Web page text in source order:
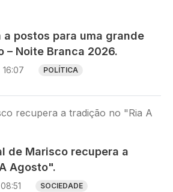
a postos para uma grande
– Noite Branca 2026.
16:07 POLÍTICA
de Marisco recupera a
Agosto".
08:51 SOCIEDADE